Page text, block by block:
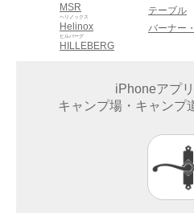
MSR
Helinox
ヘリノックス
HILLEBERG
ヒルバーグ
テーブル
バーナー
iPhoneアプリ
キャンプ場・キャンプ